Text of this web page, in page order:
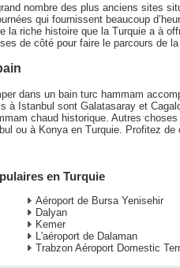
nombre des plus anciens sites
qui fournissent beaucoup
riche histoire que la Turquie a à
de côté pour faire le parcours de la
dans un bain turc hammam
à Istanbul sont Galatasaray et
chaud historique. Autres
ou à Konya en Turquie. Profitez
en Turquie
Aéroport de Bursa Yenisehir
Dalyan
Kemer
L'aéroport de Dalaman
Trabzon Aéroport Domestic